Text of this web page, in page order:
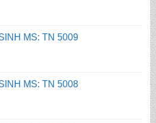
MS: TN 5008
MS: TN 5007